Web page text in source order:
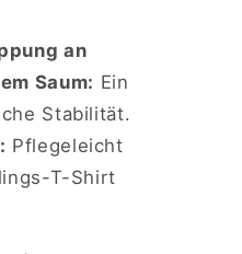
an
Saum: Ein
Stabilität.
Pflegeleicht
T-Shirt